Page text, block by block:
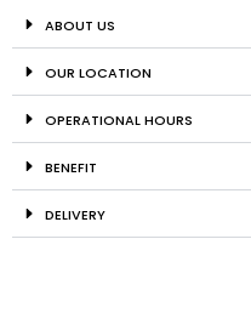
ABOUT US
OUR LOCATION
OPERATIONAL HOURS
BENEFIT
DELIVERY